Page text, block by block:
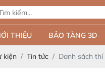
THIỆU BẢO TÀNG 3D
kiện Tin tức Danh sách